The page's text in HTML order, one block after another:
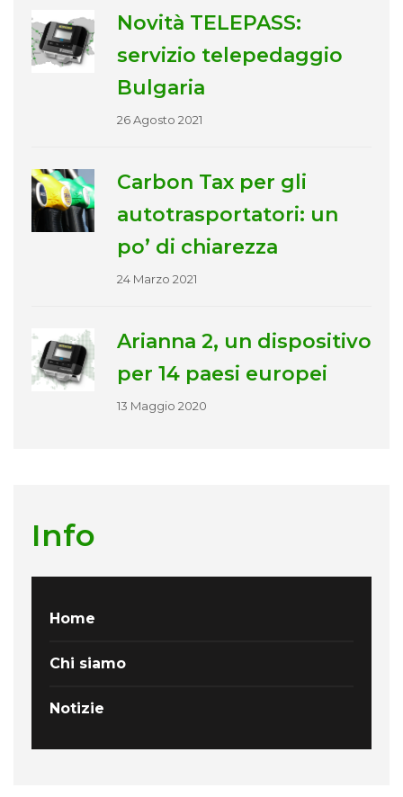
Novità TELEPASS:
servizio telepedaggio
Bulgaria
26 Agosto 2021
Carbon Tax per gli
autotrasportatori: un
po’ di chiarezza
24 Marzo 2021
Arianna 2, un dispositivo
per 14 paesi europei
13 Maggio 2020
Info
Home
Chi siamo
Notizie